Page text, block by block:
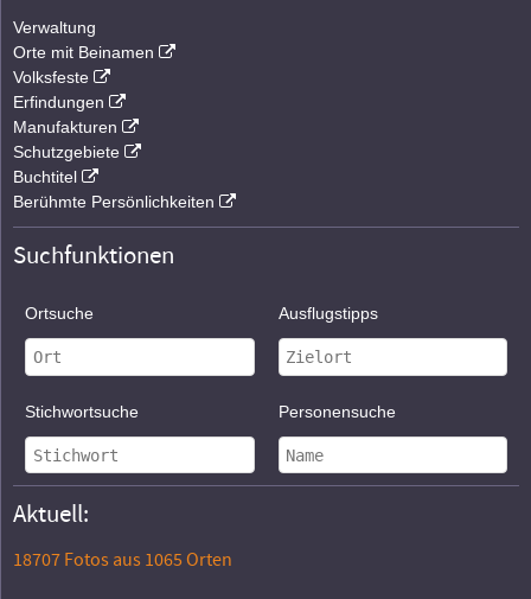
Verwaltung
Orte mit Beinamen
Volksfeste
Erfindungen
Manufakturen
Schutzgebiete
Buchtitel
Berühmte Persönlichkeiten
Suchfunktionen
Ortsuche Ausflugstipps
Stichwortsuche Personensuche
Aktuell:
18707 Fotos aus 1065 Orten